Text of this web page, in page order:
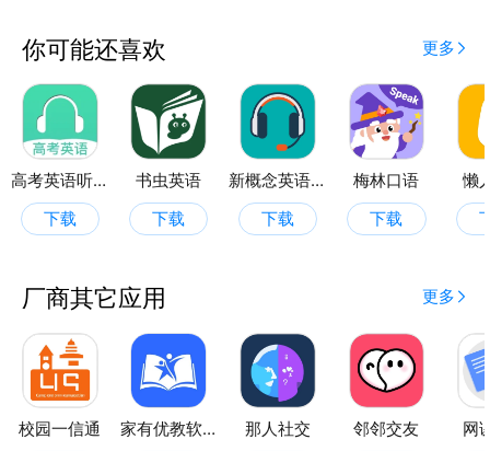
你可能还喜欢 更多
高考英语听力
下载
书虫英语
下载
新概念英语咖
下载
梅林口语
下载
懒
厂商其它应用 更多
校园一信通 家有优教软件 那人社交 邻邻交友 网